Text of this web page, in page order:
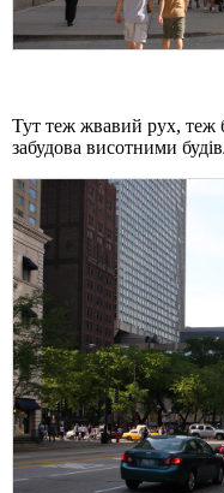
Тут теж жвавий рух, теж
забудова висотними